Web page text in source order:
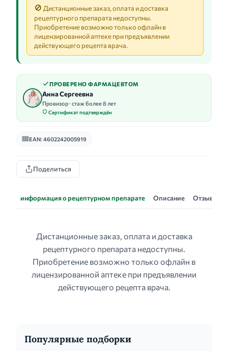
🚫 Дистанционные заказ, оплата и доставка
рецептурного препарата недоступны.
Приобретение возможно только офлайн в
лицензированной аптеке при предъявлении
действующего рецепта врача.
ПРОВЕРЕНО ФАРМАЦЕВТОМ
Анна Сергеевна
Провизор · стаж более 8 лет
Сертификат подтверждён
EAN: 4602242005919
Поделиться
информация о рецептурном препарате Описание Отзывы
Дистанционные заказ, оплата и доставка
рецептурного препарата недоступны.
Приобретение возможно только офлайн в
лицензированной аптеке при предъявлении
действующего рецепта врача.
Популярные подборки